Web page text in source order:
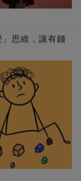
思維，讓有錢